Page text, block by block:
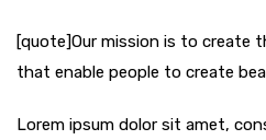
[quote]Our mission is to create
that enable people to create
Lorem ipsum dolor sit amet,